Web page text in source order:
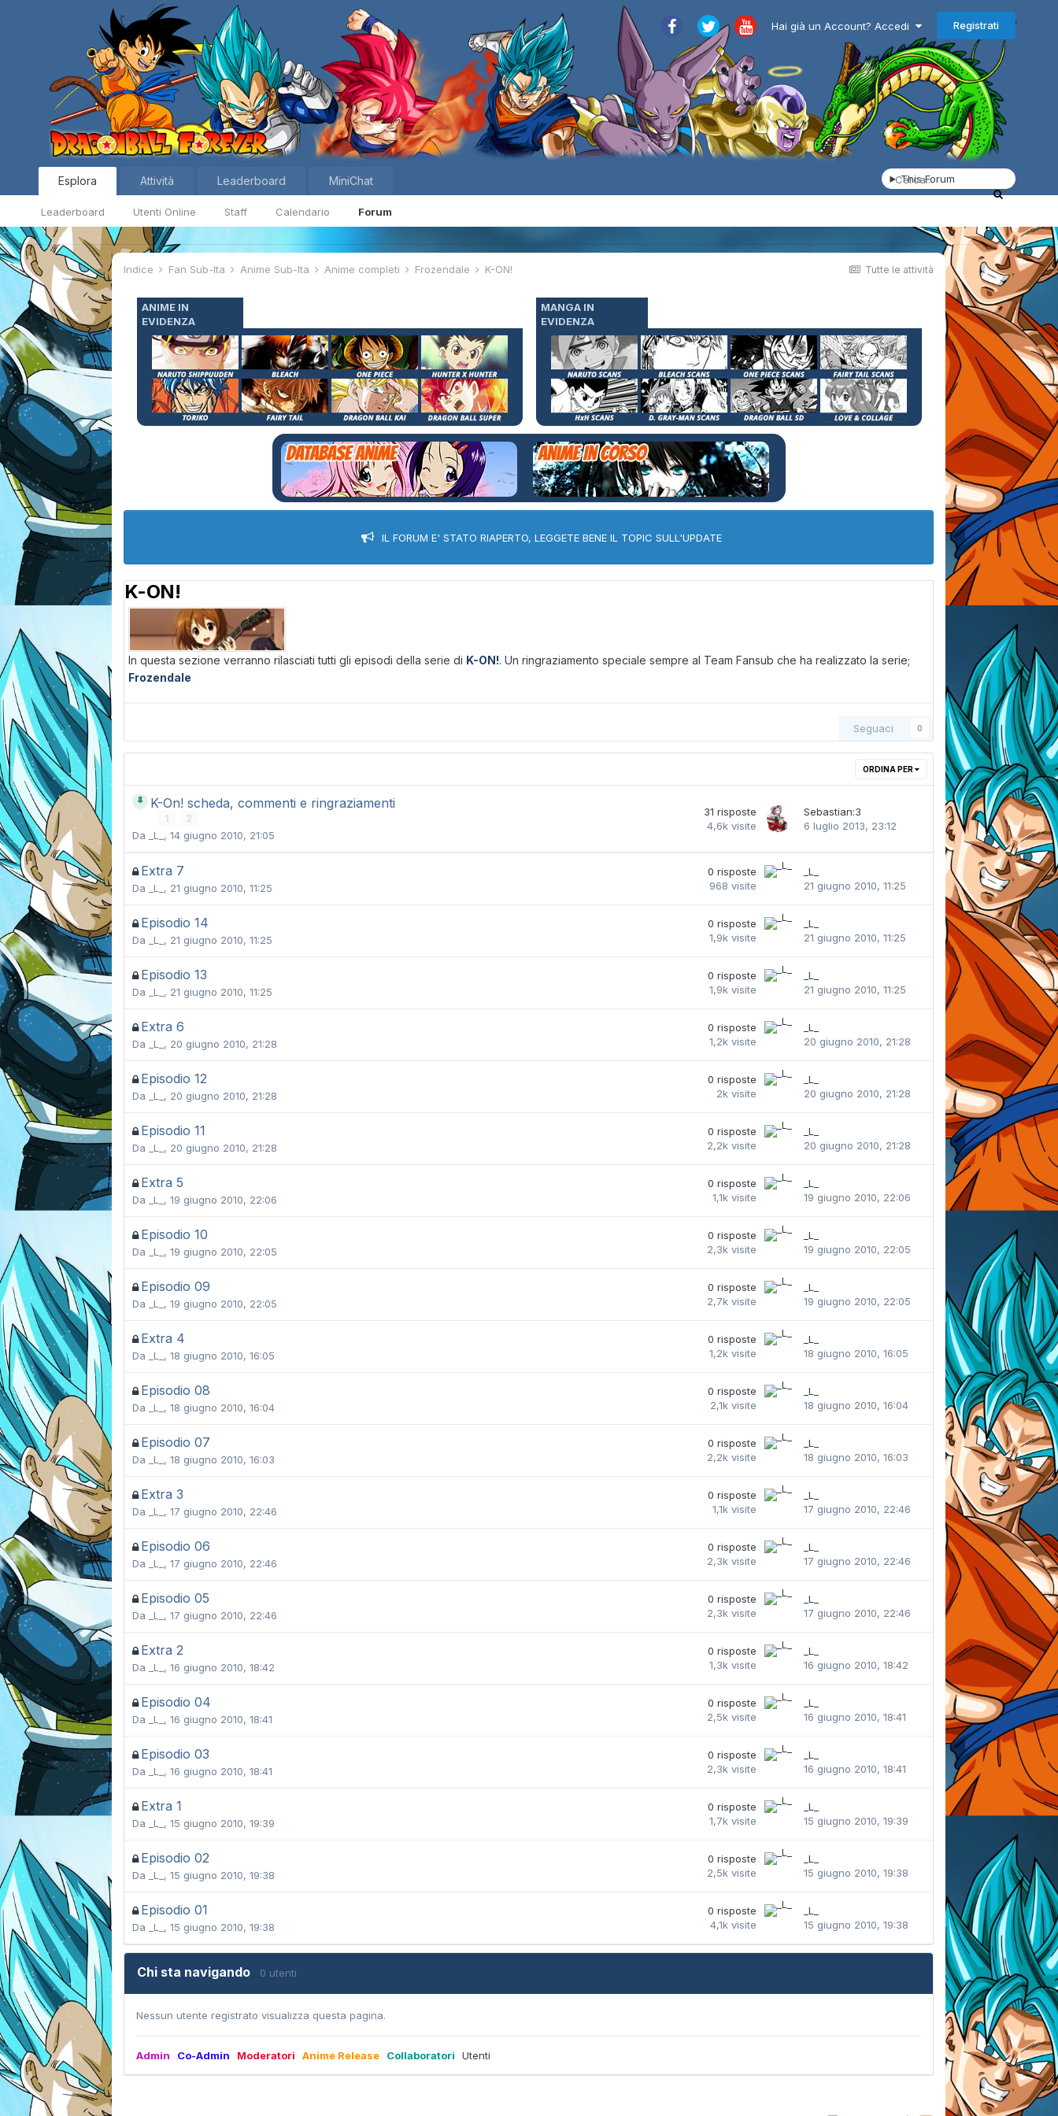
Hai già un Account? Accedi Registrati
Esplora
Leaderboard Utenti Online Staff Calendario Forum
Attività Leaderboard MiniChat This Forum
Tutte le attività
Indice Fan Sub-Ita Anime Sub-Ita Anime completi Frozendale K-ON!
ANIME IN
EVIDENZA
MANGA IN
EVIDENZA
IL FORUM E' STATO RIAPERTO, LEGGETE BENE IL TOPIC SULL'UPDATE
K-ON!
In questa sezione verranno rilasciati tutti gli episodi della serie di K-ON!. Un ringraziamento speciale sempre al Team Fansub che ha realizzato la serie;
Frozendale
Seguaci 0
ORDINA PER
K-On! scheda, commenti e ringraziamenti
1 2
Da _L_ ,14 giugno 2010, 21:05
31 risposte
4,6k visite
Sebastian:3
6 luglio 2013, 23:12
Extra 7
Da _L_ , 21 giugno 2010, 11:25
0 risposte
968 visite
_L_
21 giugno 2010, 11:25
Episodio 14
Da _L_ , 21 giugno 2010, 11:25
0 risposte
1,9k visite
_L_
21 giugno 2010, 11:25
Episodio 13
Da _L_ , 21 giugno 2010, 11:25
0 risposte
1,9k visite
_L_
21 giugno 2010, 11:25
Extra 6
Da _L_ , 20 giugno 2010, 21:28
0 risposte
1,2k visite
_L_
20 giugno 2010, 21:28
Episodio 12
Da _L_ , 20 giugno 2010, 21:28
0 risposte
2k visite
_L_
20 giugno 2010, 21:28
Episodio 11
Da _L_ , 20 giugno 2010, 21:28
0 risposte
2,2k visite
_L_
20 giugno 2010, 21:28
Extra 5
Da _L_ ,19 giugno 2010, 22:06
0 risposte
1,1k visite
_L_
19 giugno 2010, 22:06
Episodio 10
Da _L_ ,19 giugno 2010, 22:05
0 risposte
2,3k visite
_L_
19 giugno 2010, 22:05
Episodio 09
Da _L_ ,19 giugno 2010, 22:05
0 risposte
2,7k visite
_L_
19 giugno 2010, 22:05
Extra 4
Da _L_ ,18 giugno 2010, 16:05
0 risposte
1,2k visite
_L_
18 giugno 2010, 16:05
Episodio 08
Da _L_ ,18 giugno 2010, 16:04
0 risposte
2,1k visite
_L_
18 giugno 2010, 16:04
Episodio 07
Da _L_ ,18 giugno 2010, 16:03
0 risposte
2,2k visite
_L_
18 giugno 2010, 16:03
Extra 3
Da _L_ ,17 giugno 2010, 22:46
0 risposte
1,1k visite
_L_
17 giugno 2010, 22:46
Episodio 06
Da _L_ ,17 giugno 2010, 22:46
0 risposte
2,3k visite
_L_
17 giugno 2010, 22:46
Episodio 05
Da _L_ ,17 giugno 2010, 22:46
0 risposte
2,3k visite
_L_
17 giugno 2010, 22:46
Extra 2
Da _L_ ,16 giugno 2010, 18:42
0 risposte
1,3k visite
_L_
16 giugno 2010, 18:42
Episodio 04
Da _L_ ,16 giugno 2010, 18:41
0 risposte
2,5k visite
_L_
16 giugno 2010, 18:41
Episodio 03
Da _L_ ,16 giugno 2010, 18:41
0 risposte
2,3k visite
_L_
16 giugno 2010, 18:41
Extra 1
Da _L_ ,15 giugno 2010, 19:39
0 risposte
1,7k visite
_L_
15 giugno 2010, 19:39
Episodio 02
Da _L_ ,15 giugno 2010, 19:38
0 risposte
2,5k visite
_L_
15 giugno 2010, 19:38
Episodio 01
Da _L_ ,15 giugno 2010, 19:38
0 risposte
4,1k visite
_L_
15 giugno 2010, 19:38
Chi sta navigando 0 utenti
Nessun utente registrato visualizza questa pagina.
Admin Co-Admin Moderatori Anime Release Collaboratori Utenti